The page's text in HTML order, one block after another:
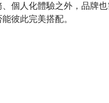
個人化體驗之外，品牌
彼此完美搭配。